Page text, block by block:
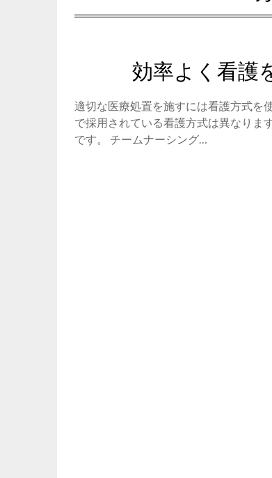
効率よく看護
適切な医療処置を施すには看護方式を
で採用されている看護方式は異なりま
です。 チームナーシング…